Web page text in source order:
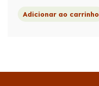
Adicionar ao carrinho